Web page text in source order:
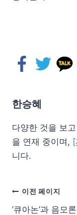
한승혜
다양한 것을 보
을 연재 중이며,
니다.
이전 페이지
‘큐아논’과 음모